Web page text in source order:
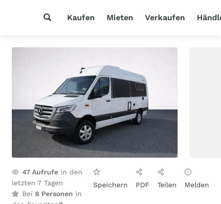
Kaufen Mieten Verkaufen
47 Aufrufe in den
letzten 7 Tagen
Bei 8 Personen in
Speichern PDF Teilen Melden